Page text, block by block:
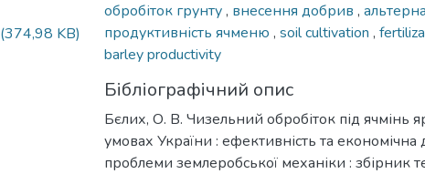
(374,98 KB)
обробіток грунту, внесення добрив ,
продуктивність ячменю , soil cultivation ,
barley productivity
Бібліографічний опис
Бєлих, О. В. Чизельний обробіток під ячмінь
умовах України : ефективність та економічна
проблеми землеробської механіки : збірник